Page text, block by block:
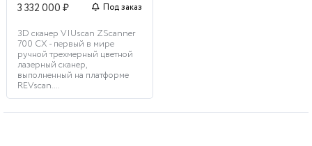
3 332 000 ₽
Под заказ
3D сканер VIUscan ZScanner
700 CX - первый в мире
ручной трехмерный цветной
лазерный сканер,
выполненный на платформе
REVscan....